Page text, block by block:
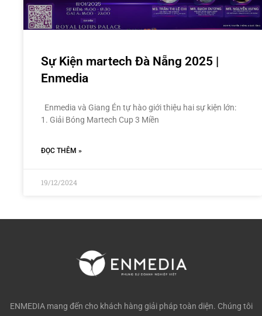
Sự Kiện martech Đà Nẵng 2025 |
Enmedia
Enmedia và Giang Én tự hào giới thiệu hai sự kiện lớn:
1. Giải Bóng Martech Cup 3 Miền
ĐỌC THÊM »
19/12/2024
ENMEDIA mang đến cho khách hàng giải pháp toàn diện. Chúng tôi